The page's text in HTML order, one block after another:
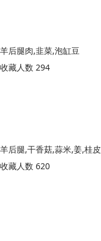
羊后腿肉,韭菜,泡缸豆
收藏人数 294
羊后腿,干香菇,蒜米,姜,桂
收藏人数 620